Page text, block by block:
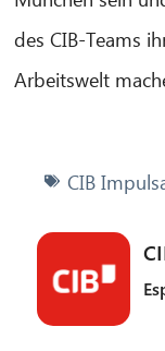
des CIB-Teams
Arbeitswelt
CIB